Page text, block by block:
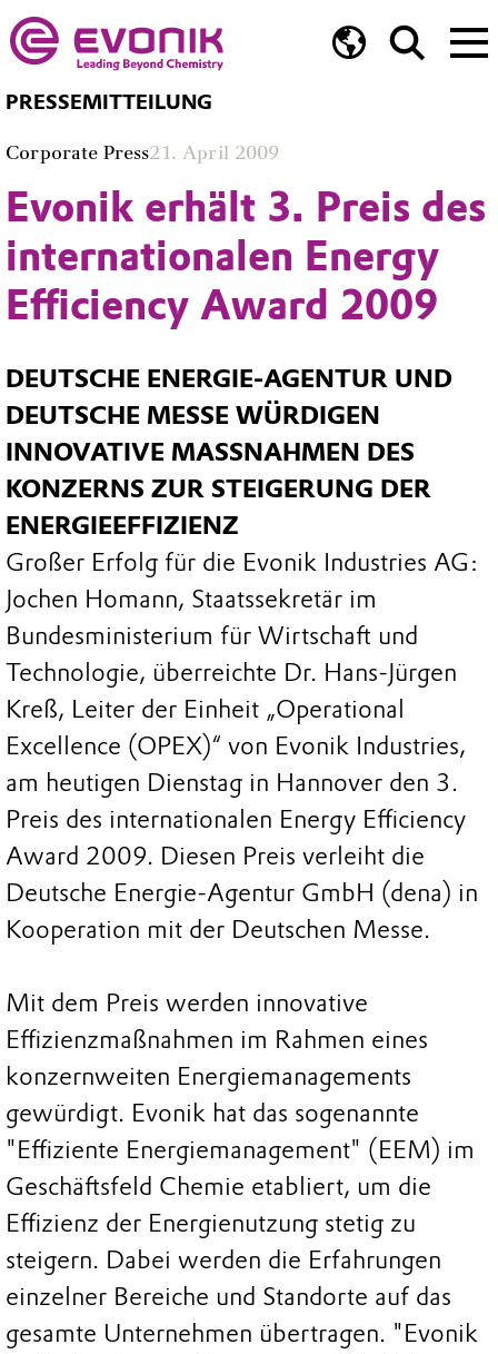
PRESSEMITTEILUNG
Corporate Press21. April 2009
Evonik erhält 3. Preis des
internationalen Energy
Efficiency Award 2009
DEUTSCHE ENERGIE-AGENTUR UND
DEUTSCHE MESSE WÜRDIGEN
INNOVATIVE MASSNAHMEN DES K
ONZERNS ZUR STEIGERUNG DER E
NERGIEEFFIZIENZ
Großer Erfolg für die Evonik Industries AG:
Jochen Homann, Staatssekretär im
Bundesministerium für Wirtschaft und
Technologie, überreichte Dr. Hans-Jürgen
Kreß, Leiter der Einheit „Operational
Excellence (OPEX)“ von Evonik Industries,
am heutigen Dienstag in Hannover den 3.
Preis des internationalen Energy Efficiency
Award 2009. Diesen Preis verleiht die
Deutsche Energie-Agentur GmbH (dena) in
Kooperation mit der Deutschen Messe.
Mit dem Preis werden innovative
Effizienzmaßnahmen im Rahmen eines
konzernweiten Energiemanagements
gewürdigt. Evonik hat das sogenannte
"Effiziente Energiemanagement" (EEM) im
Geschäftsfeld Chemie etabliert, um die
Effizienz der Energienutzung stetig zu
steigern. Dabei werden die Erfahrungen
einzelner Bereiche und Standorte auf das
gesamte Unternehmen übertragen. "Evonik